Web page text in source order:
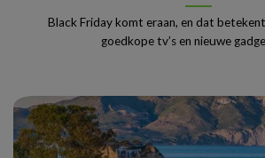
Black Friday komt eraan, en dat
goedkope tv’s en nieuwe